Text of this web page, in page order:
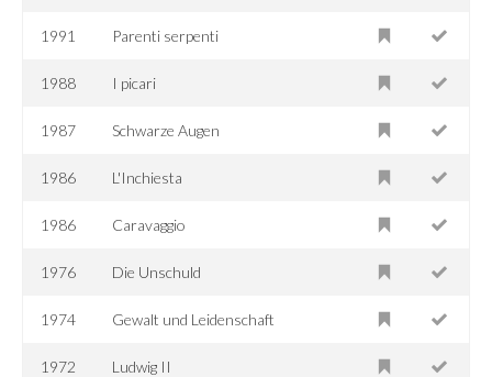
1991 Parenti serpenti
1988 I picari
1987 Schwarze Augen
1986 L'Inchiesta
1986 Caravaggio
1976 Die Unschuld
1974 Gewalt und Leidenschaft
1972 Ludwig II